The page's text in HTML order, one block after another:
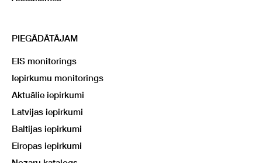
PIEGĀDĀTĀJAM
EIS monitorings
Iepirkumu monitorings
Aktuālie iepirkumi
Latvijas iepirkumi
Baltijas iepirkumi
Eiropas iepirkumi